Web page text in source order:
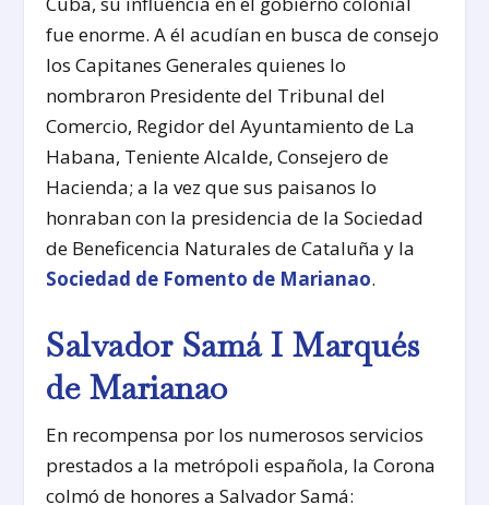
fue enorme. A él acudían en busca de consejo
los Capitanes Generales quienes lo
nombraron Presidente del Tribunal del
Comercio, Regidor del Ayuntamiento de La
Habana, Teniente Alcalde, Consejero de
Hacienda; a la vez que sus paisanos lo
honraban con la presidencia de la Sociedad
de Beneficencia Naturales de Cataluña y la
Sociedad de Fomento de Marianao.
Salvador Samá I Marqués
de Marianao
En recompensa por los numerosos servicios
prestados a la metrópoli española, la Corona
colmó de honores a Salvador Samá: